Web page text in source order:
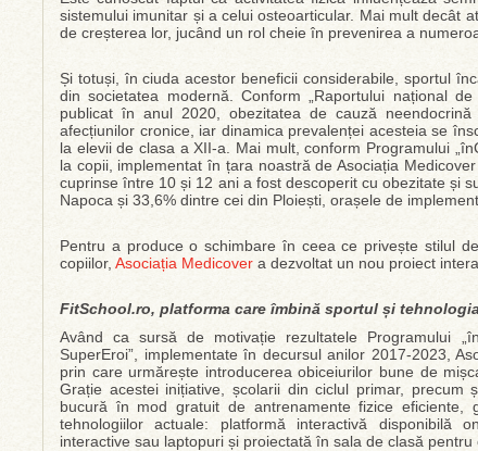
sistemului imunitar și a celui osteoarticular. Mai mult decât
de creșterea lor, jucând un rol cheie în prevenirea a
Și totuși, în ciuda acestor beneficii considerabile, sportul
din societatea modernă. Conform „Raportului național
publicat în anul 2020, obezitatea de cauză
afecțiunilor cronice, iar dinamica prevalenței acesteia se
la elevii de clasa a XII‐a. Mai mult, conform Programului
la copii, implementat în țara noastră de Asociația
cuprinse între 10 și 12 ani a fost descoperit cu obezitate și
Napoca și 33,6% dintre cei din Ploiești, orașele de
Pentru a produce o schimbare în ceea ce privește stilul
copiilor, Asociația Medicover a dezvoltat un nou proiect
FitSchool.ro, platforma care îmbină sportul și tehnologia
Având ca sursă de motivație rezultatele Programului
SuperEroi”, implementate în decursul anilor 2017-2023,
prin care urmărește introducerea obiceiurilor bune de
Grație acestei inițiative, școlarii din ciclul primar, precum
bucură în mod gratuit de antrenamente fizice eficiente,
tehnologiilor actuale: platformă interactivă disponibilă
interactive sau laptopuri și proiectată în sala de clasă pentru